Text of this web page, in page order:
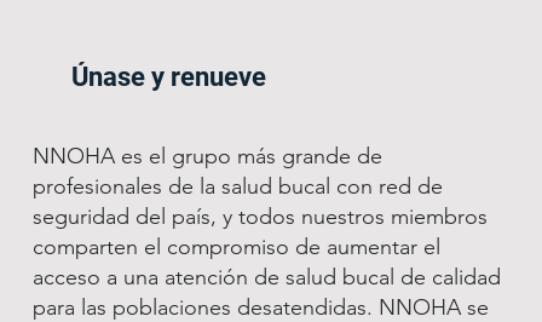
Únase y renueve
NNOHA es el grupo más grande de
profesionales de la salud bucal con red de
seguridad del país, y todos nuestros miembros
comparten el compromiso de aumentar el
acceso a una atención de salud bucal de calidad
para las poblaciones desatendidas. NNOHA se